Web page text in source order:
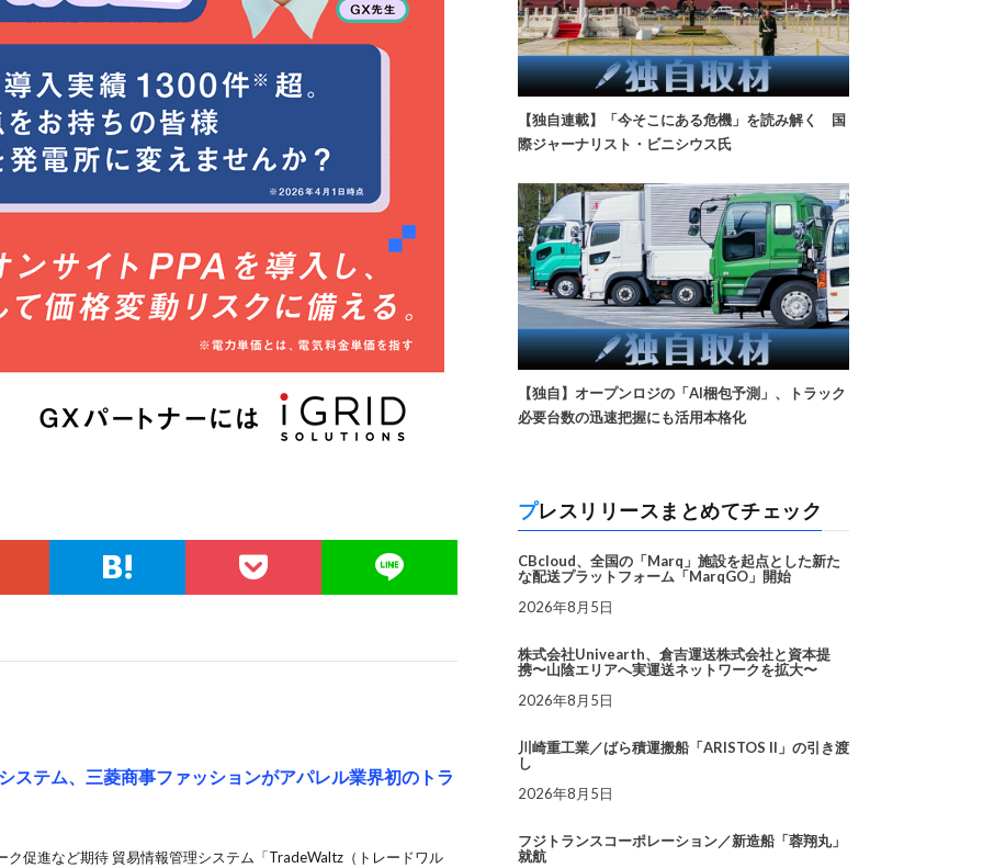
ステム、三菱商事ファッションがアパレル業界初のトラ
ク促進など期待 貿易情報管理システム「TradeWaltz（トレードワル
【独自連載】「今そこにある危機」を読み解く 国
際ジャーナリスト・ビニシウス氏
【独自】オープンロジの「AI梱包予測」、トラック
必要台数の迅速把握にも活用本格化
プレスリリースまとめてチェック
CBcloud、全国の「Marq」施設を起点とした新た
な配送プラットフォーム「MarqGO」開始
2026年8月5日
株式会社Univearth、倉吉運送株式会社と資本提
携〜山陰エリアへ実運送ネットワークを拡大〜
2026年8月5日
川崎重工業／ばら積運搬船「ARISTOS II」の引き渡
し
2026年8月5日
フジトランスコーポレーション／新造船「蓉翔丸」
就航